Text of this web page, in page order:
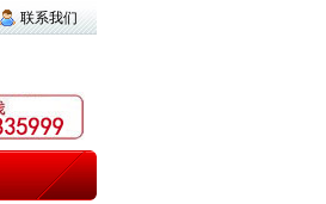
联系我们